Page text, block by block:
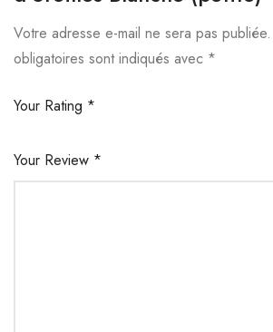
Votre adresse e-mail ne sera pas publiée.
obligatoires sont indiqués avec *
Your Rating *
Your Review *